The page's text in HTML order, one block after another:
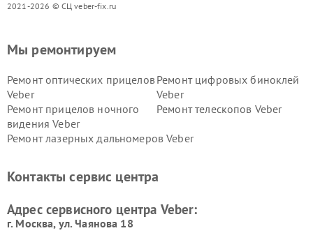
2021-2026 © СЦ veber-fix.ru
Мы ремонтируем
Ремонт оптических прицелов
Veber
Ремонт цифровых биноклей
Veber
Ремонт прицелов ночного
видения Veber
Ремонт телескопов Veber
Ремонт лазерных дальномеров Veber
Контакты сервис центра
Адрес сервисного центра Veber:
г. Москва, ул. Чаянова 18